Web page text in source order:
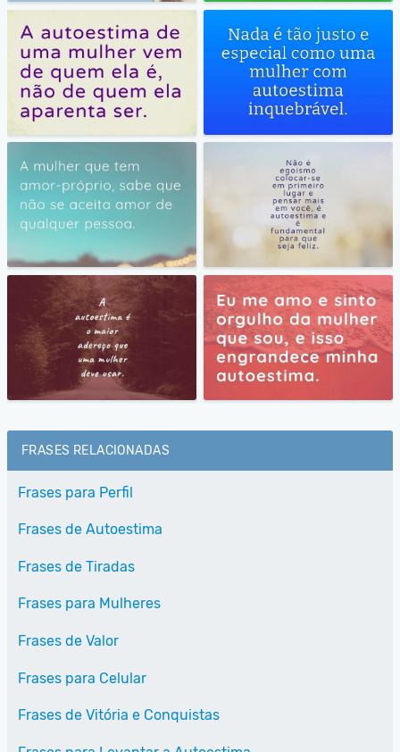
FRASES RELACIONADAS
Frases para Perfil
Frases de Autoestima
Frases de Tiradas
Frases para Mulheres
Frases de Valor
Frases para Celular
Frases de Vitória e Conquistas